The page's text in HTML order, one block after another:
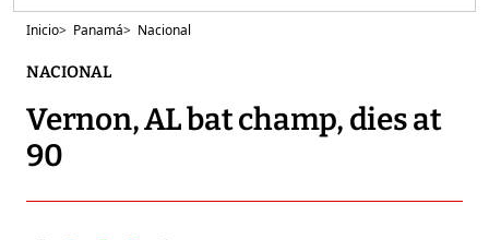
Inicio> Panamá> Nacional
NACIONAL
Vernon, AL bat champ, dies at
90